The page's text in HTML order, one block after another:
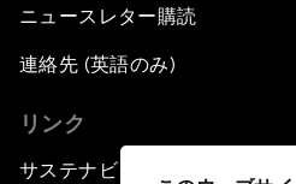
ニュースレター購読
連絡先 (英語のみ)
リンク
サステナビリティへの取り組み